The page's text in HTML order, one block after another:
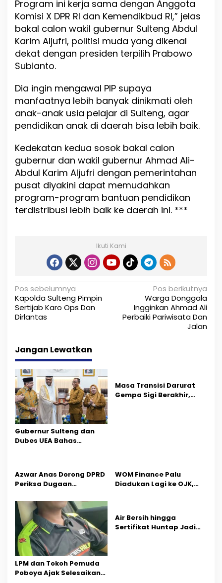
Program ini kerja sama dengan Anggota
Komisi X DPR RI dan Kemendikbud RI,” jelas
bakal calon wakil gubernur Sulteng Abdul
Karim Aljufri, politisi muda yang dikenal
dekat dengan presiden terpilih Prabowo
Subianto.
Dia ingin mengawal PIP supaya
manfaatnya lebih banyak dinikmati oleh
anak-anak usia pelajar di Sulteng, agar
pendidikan anak di daerah bisa lebih baik.
Kedekatan kedua sosok bakal calon
gubernur dan wakil gubernur Ahmad Ali-
Abdul Karim Aljufri dengan pemerintahan
pusat diyakini dapat memudahkan
program-program bantuan pendidikan
terdistribusi lebih baik ke daerah ini. ***
Ikuti Kami
N
a
v
g
a
s
i
p
o
Pos sebelumnya
Kapolda Sulteng Pimpin
Sertijab Karo Ops Dan
Dirlantas
Pos berikutnya
Warga Donggala
Ingginkan Ahmad Ali
Perbaiki Pariwisata Dan
Jalan
Jangan Lewatkan
Gubernur Sulteng dan
Dubes UEA Bahas
Masa Transisi Darurat
Gempa Sigi Berakhir,
Azwar Anas Dorong DPRD
Periksa Dugaan
Wilayah Tambang PT
CPM
‎WOM Finance Palu
Diadukan Lagi ke OJK,
Dipersoalkan ‎
LPM dan Tokoh Pemuda
Poboya Ajak Selesaikan
Air Bersih hingga
Sertifikat Huntap Jadi